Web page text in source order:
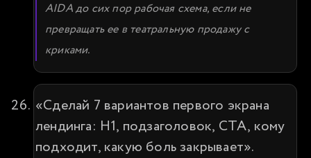
AIDA до сих пор рабочая схема, если не
превращать ее в театральную продажу с
криками.
«Сделай 7 вариантов первого экрана
лендинга: H1, подзаголовок, CTA, кому
подходит, какую боль закрывает».